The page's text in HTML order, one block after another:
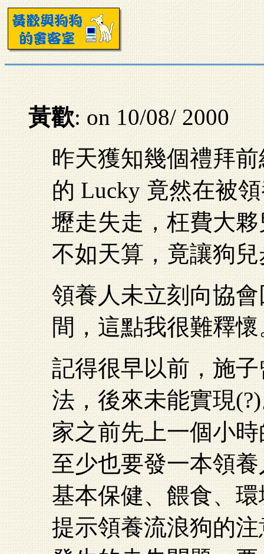
黃歡: on 10/08/ 2000
昨天獲知幾個禮拜
的 Lucky 竟然在被
壢走失走，枉費大
不如天算，竟讓狗
領養人未立刻向協
間，這點我很難釋
記得很早以前，施
法，後來未能實現
家之前先上一個小
至少也要發一本領
基本保健、餵食、
提示領養流浪狗的